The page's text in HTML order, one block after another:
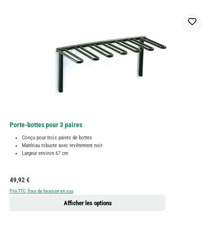
Porte-bottes pour 3 paires
Conçu pour trois paires de bottes
Matériau robuste avec revêtement noir
Largeur environ 67 cm
Prix régulier :
49,92 €
Prix TTC, frais de livraison en sus
Afficher les options